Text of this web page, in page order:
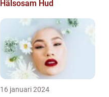
Hälsosam Hud
16 januari 2024